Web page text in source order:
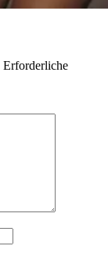
Erforderliche